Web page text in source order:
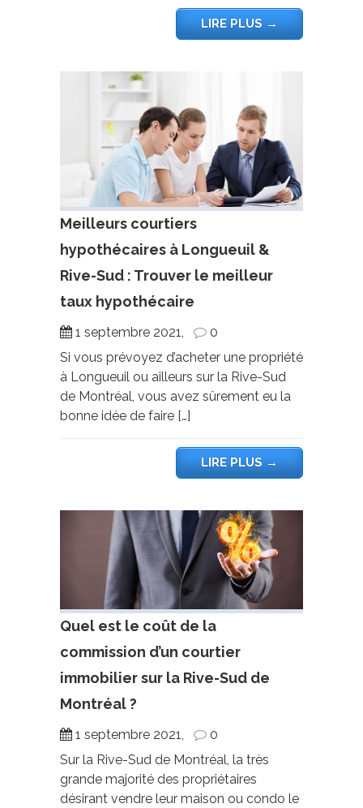
LIRE PLUS→
Meilleurs courtiers
hypothécaires à Longueuil &
Rive-Sud : Trouver le meilleur
taux hypothécaire
1 septembre 2021,
0
Si vous prévoyez d’acheter une propriété
à Longueuil ou ailleurs sur la Rive-Sud
de Montréal, vous avez sûrement eu la
bonne idée de faire […]
LIRE PLUS→
Quel est le coût de la
commission d’un courtier
immobilier sur la Rive-Sud de
Montréal ?
1 septembre 2021,
0
Sur la Rive-Sud de Montréal, la très
grande majorité des propriétaires
désirant vendre leur maison ou condo le